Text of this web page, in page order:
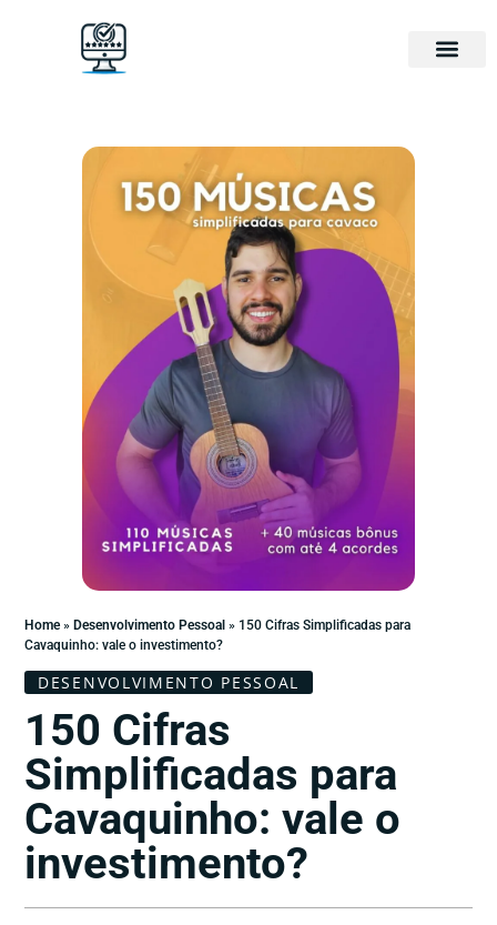
Home» Desenvolvimento Pessoal » 150 Cifras Simplificadas para
Cavaquinho: vale o investimento?
DESENVOLVIMENTO PESSOAL
150 Cifras
Simplificadas para
Cavaquinho: vale o
investimento?